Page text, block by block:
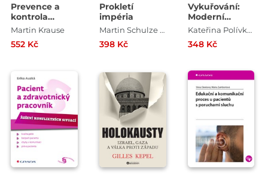
Prevence a
kontrola
infekcí
zdravotní péčí
Martin Krause
552 Kč
Prokletí
impéria
Martin Schulze Wessel
398 Kč
Vykuřování:
Moderní
průvodce
Kateřina Polívková
348 Kč